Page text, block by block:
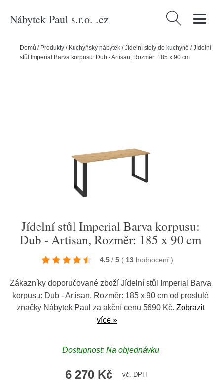
Nábytek Paul s.r.o. .cz Vyhledávání
Domů / Produkty / Kuchyňský nábytek /Jídelní stoly do kuchyně /Jídelní
stůl Imperial Barva korpusu: Dub - Artisan, Rozměr: 185 x 90 cm
Jídelní stůl Imperial Barva korpusu:
Dub - Artisan, Rozměr: 185 x 90 cm
4.5 / 5 ( 13 hodnocení )
Zákazníky doporučované zboží Jídelní stůl Imperial Barva
korpusu: Dub - Artisan, Rozměr: 185 x 90 cm od proslulé
značky Nábytek Paul za akční cenu 5690 Kč. Zobrazit
více »
Dostupnost: Na objednávku
6 270 Kč vč. DPH